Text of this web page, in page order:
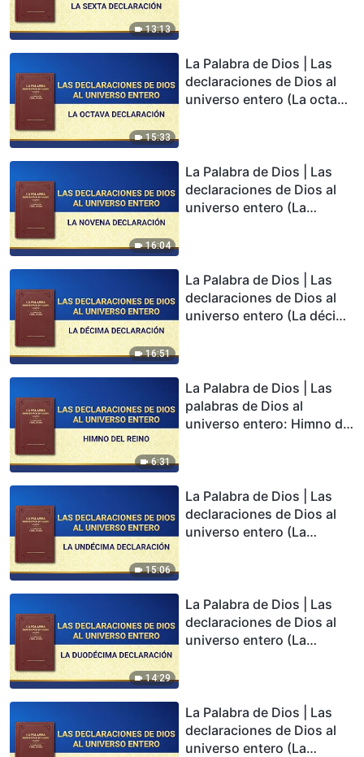
13:13
15:33
La Palabra de Dios | Las
declaraciones de Dios al
universo entero (La octava
16:04
La Palabra de Dios | Las
declaraciones de Dios al
universo entero (La
16:51
La Palabra de Dios | Las
declaraciones de Dios al
universo entero (La décima
6:31
La Palabra de Dios | Las
palabras de Dios al
universo entero: Himno del
15:06
La Palabra de Dios | Las
declaraciones de Dios al
universo entero (La
14:29
La Palabra de Dios | Las
declaraciones de Dios al
universo entero (La
La Palabra de Dios | Las
declaraciones de Dios al
universo entero (La